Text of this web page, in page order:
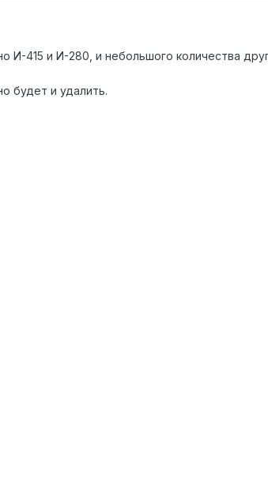
415 и И-280, и небольшого количества
будет и удалить.